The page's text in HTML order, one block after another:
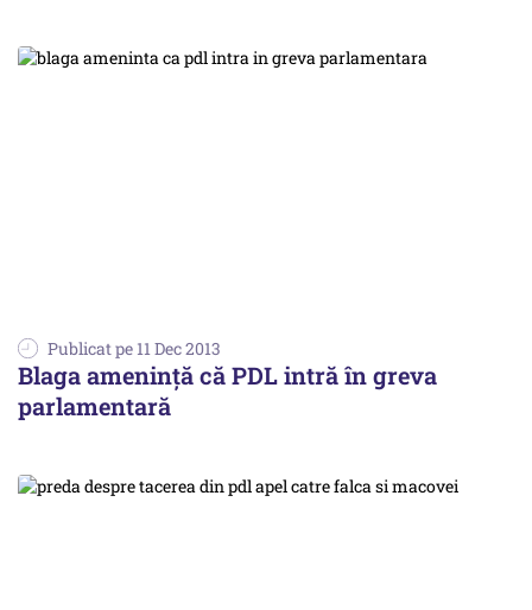
Publicat pe 11 Dec 2013
Blaga amenință că PDL intră în greva
parlamentară